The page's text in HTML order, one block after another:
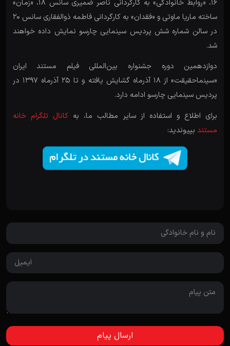
16، «روابط خانوادگی» به کارگردانی ناصر ضمیری سانس 18، «زمان»
ساخته ماریا ماوتی و «فقدان» به کارگردانی فاطمه ذوالفقاری سانس 20
در سالن شماره شش پردیس سینمایی چارسو نمایش داده خواهند
شد.
دوازدهمین دوره جشنواره بین‌المللی فیلم مستند ایران
«سینماحقیقت» از 18 آذرماه گشایش یافته و تا 25 آذرماه 1397 در
پردیس سینمایی چارسو ادامه دارد.
برای اطلاع و استفاده از سایر مطالب ما، به کانال تلگرام خانه
مستندبپیوندید: